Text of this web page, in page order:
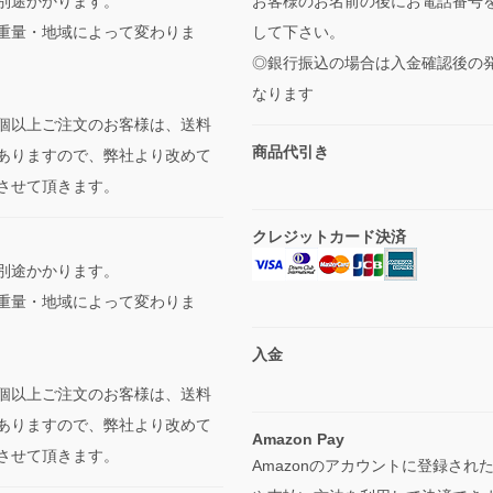
量・地域によって変わりま
以上ご注文のお客様は、送料
りますので、弊社より改めて
せて頂きます。
途かかります。
量・地域によって変わりま
以上ご注文のお客様は、送料
りますので、弊社より改めて
せて頂きます。
して下さい。
◎銀行振込の場合は入金確認後の
なります
商品代引き
クレジットカード決済
入金
Amazon Pay
Amazonのアカウントに登録され